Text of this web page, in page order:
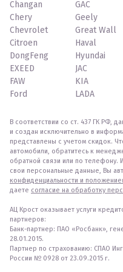
Changan
Chery
Chevrolet
Citroen
DongFeng
EXEED
FAW
Ford
GAC
Geely
Great Wall
Haval
Hyundai
JAC
KIA
LADA
В соответствии со ст. 437 ГК РФ,
и создан исключительно в
представлены с учетом скидок.
автомобили, обратитесь к
обратной связи или по телефону.
свои персональные данные, Вы
конфиденциальности и
даете согласие на обработку
АЦ Крост оказывает услуги
партнеров:
Банк-партнер: ПАО «Росбанк»,
28.01.2015.
Партнер по страхованию: СПАО
России № 0928 от 23.09.2015 г.